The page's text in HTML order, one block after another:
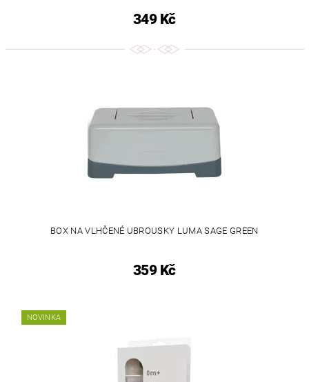
349 Kč
BOX NA VLHČENÉ UBROUSKY LUMA SAGE GREEN
359 Kč
NOVINKA